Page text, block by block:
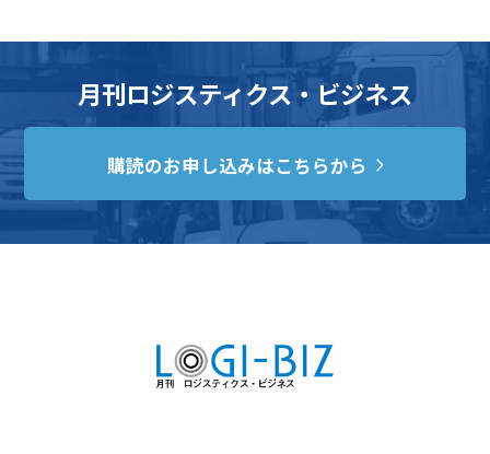
月刊ロジスティクス・ビジネス
購読のお申し込みはこちらから